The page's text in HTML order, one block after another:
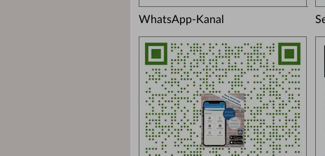
WhatsApp-Kanal